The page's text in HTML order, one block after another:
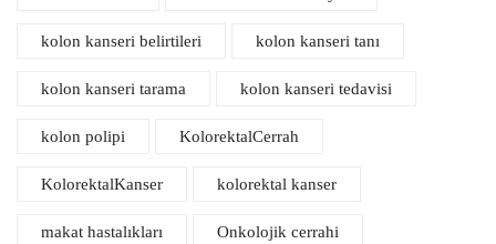
kolon kanseri belirtileri kolon kanseri tanı
kolon kanseri tarama kolon kanseri tedavisi
kolon polipi KolorektalCerrah
KolorektalKanser kolorektal kanser
makat hastalıkları Onkolojik cerrahi